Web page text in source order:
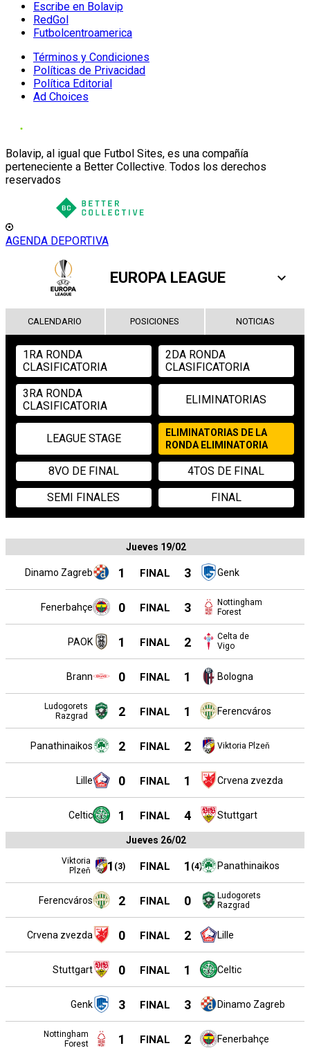
Escribe en Bolavip
RedGol
Futbolcentroamerica
Términos y Condiciones
Políticas de Privacidad
Política Editorial
Ad Choices
Bolavip, al igual que Futbol Sites, es una compañía
perteneciente a Better Collective. Todos los derechos
reservados
AGENDA DEPORTIVA
EUROPA LEAGUE
CALENDARIO POSICIONES NOTICIAS
1RA RONDA
CLASIFICATORIA
2DA RONDA
CLASIFICATORIA
3RA RONDA
CLASIFICATORIA
ELIMINATORIAS
LEAGUE STAGE
ELIMINATORIAS DE LA
RONDA ELIMINATORIA
8VO DE FINAL
4TOS DE FINAL
SEMI FINALES
FINAL
Jueves 19/02
Dinamo Zagreb 1 FINAL 3 Genk
Fenerbahçe 0 FINAL 3
Nottingham
Forest
PAOK 1 FINAL 2
Celta de
Vigo
Brann 0 FINAL 1 Bologna
Ludogorets
Razgrad
2 FINAL 1 Ferencváros
Panathinaikos 2 FINAL 2 Viktoria Plzeň
Lille 0 FINAL 1 Crvena zvezda
Celtic 1 FINAL 4 Stuttgart
Jueves 26/02
Viktoria
Plzeň
1 (3) FINAL 1 (4) Panathinaikos
Ferencváros 2 FINAL 0
Ludogorets
Razgrad
Crvena zvezda 0 FINAL 2 Lille
Stuttgart 0 FINAL 1 Celtic
Genk 3 FINAL 3 Dinamo Zagreb
Nottingham
Forest
1 FINAL 2 Fenerbahçe